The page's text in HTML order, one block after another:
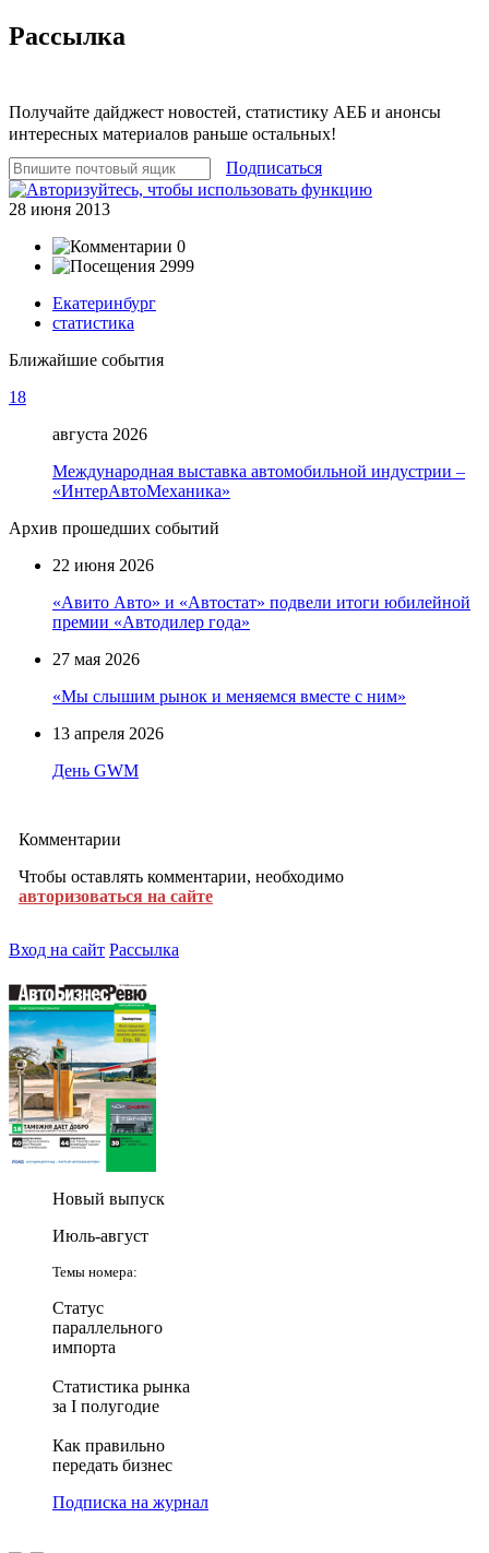
Рассылка
Получайте дайджест новостей, статистику АЕБ и анонсы
интересных материалов раньше остальных!
Подписаться
28 июня 2013
0
2999
Екатеринбург
статистика
Ближайшие события
18
августа 2026
Международная выставка автомобильной индустрии –
«ИнтерАвтоМеханика»
Архив прошедших событий
22 июня 2026
«Авито Авто» и «Автостат» подвели итоги юбилейной
премии «Автодилер года»
27 мая 2026
«Мы слышим рынок и меняемся вместе с ним»
13 апреля 2026
День GWM
Комментарии
Чтобы оставлять комментарии, необходимо
авторизоваться на сайте
Вход на сайт Рассылка
Новый выпуск
Июль-август
Темы номера:
Статус
параллельного
импорта
Статистика рынка
за I полугодие
Как правильно
передать бизнес
Подписка на журнал